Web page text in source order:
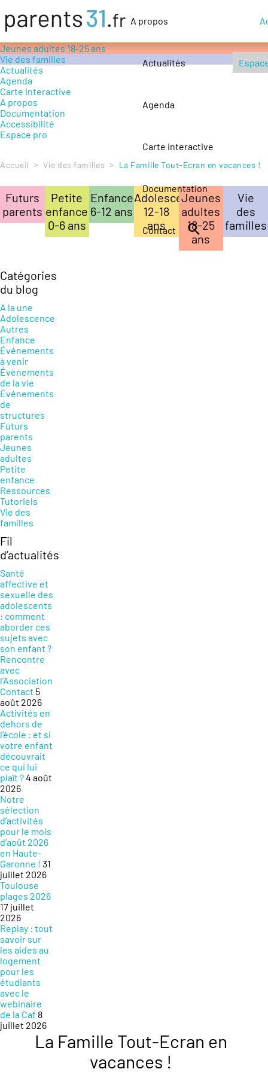
A propos
Actualités
Agenda
Carte interactive
Documentation
Contact
Petite enfance 0-6 ans
Enfance 6-12 ans
Jeunes adultes 18-25 ans
Vie des familles
Actualités
Agenda
Carte interactive
A propos
Documentation
Accessibilité
Espace pro
Accueil > Vie des familles > La Famille Tout-Ecran en vacances !
Futurs
parents
Petite
enfance
0-6 ans
Enfance
6-12 ans
Adolescence
12-18
ans
Jeunes
adultes
18-25
ans
Vie
des
familles
Catégories
du blog
A la une
Adolescence
Autres
Enfance
Événements
à venir
Évènements
de la vie
Événements
de
structures
Futurs
parents
Jeunes
adultes
Petite
enfance
Ressources
Tutoriels
Vie des
familles
Fil
d’actualités
Santé
affective et
sexuelle des
adolescents
: comment
aborder ces
sujets avec
son enfant ?
Rencontre
avec
l’Association
Contact 5
août 2026
Activités en
dehors de
l’école : et si
votre enfant
découvrait
ce qui lui
plaît ?4 août
2026
Notre
sélection
d’activités
pour le mois
d’août 2026
en Haute-
Garonne ! 31
juillet 2026
Toulouse
plages 2026
17 juillet
2026
Replay : tout
savoir sur
les aides au
logement
pour les
étudiants
avec le
webinaire
de la Caf 8
juillet 2026
La Famille Tout-Ecran en
vacances !